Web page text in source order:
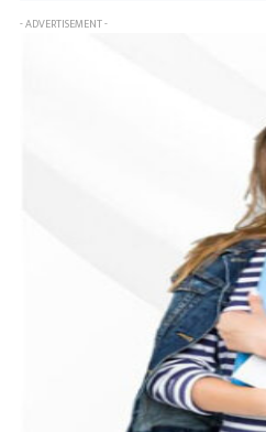
- ADVERTISEMENT -